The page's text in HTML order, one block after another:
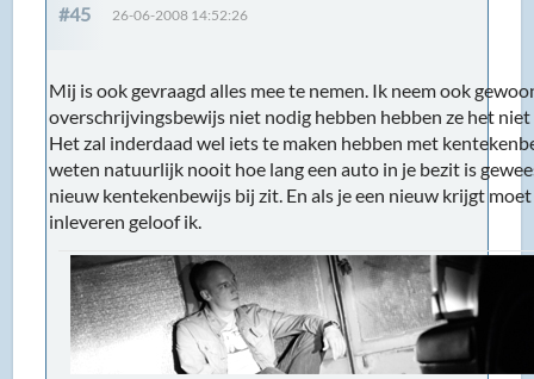
#45 26-06-2008 14:52:26
Mij is ook gevraagd alles mee te nemen. Ik neem ook
overschrijvingsbewijs niet nodig hebben hebben ze het niet
Het zal inderdaad wel iets te maken hebben met
weten natuurlijk nooit hoe lang een auto in je bezit is
nieuw kentekenbewijs bij zit. En als je een nieuw krijgt
inleveren geloof ik.